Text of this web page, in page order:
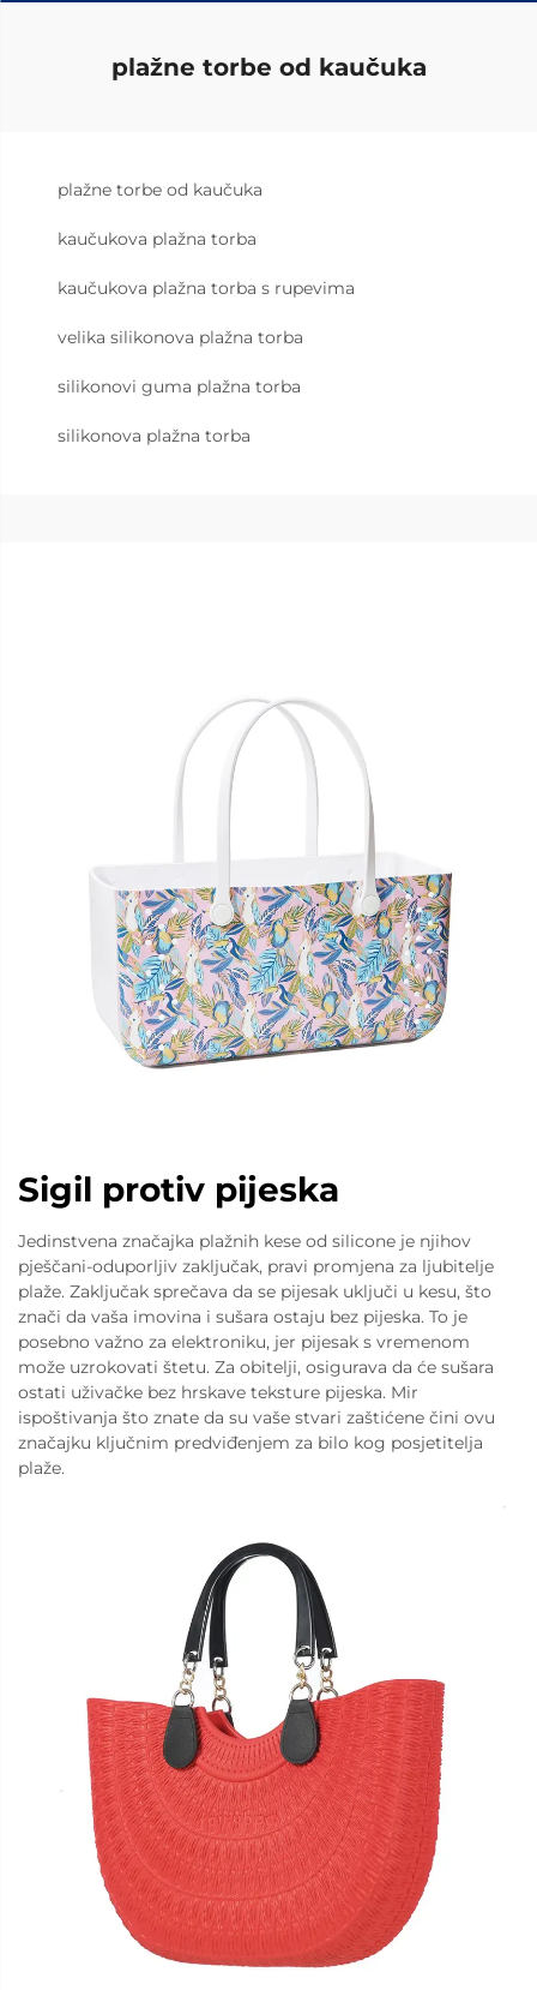
plažne torbe od kaučuka
plažne torbe od kaučuka
kaučukova plažna torba
kaučukova plažna torba s rupevima
velika silikonova plažna torba
silikonovi guma plažna torba
silikonova plažna torba
Sigil protiv pijeska
Jedinstvena značajka plažnih kese od silicone je njihov
pješčani-oduporljiv zaključak, pravi promjena za ljubitelje
plaže. Zaključak sprečava da se pijesak uključi u kesu, što
znači da vaša imovina i sušara ostaju bez pijeska. To je
posebno važno za elektroniku, jer pijesak s vremenom
može uzrokovati štetu. Za obitelji, osigurava da će sušara
ostati uživačke bez hrskave teksture pijeska. Mir
ispoštivanja što znate da su vaše stvari zaštićene čini ovu
značajku ključnim predviđenjem za bilo kog posjetitelja
plaže.